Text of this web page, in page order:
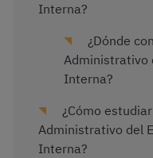
Interna?
¿Dónde
Administrativo
Interna?
¿Cómo
Administrativo del
Interna?